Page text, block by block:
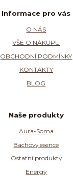
Informace pro vás
O NÁS
VŠE O NÁKUPU
OBCHODNÍ PODMÍNKY
KONTAKTY
BLOG
Naše produkty
Aura-Soma
Bachovy esence
Ostatní produkty
Energy